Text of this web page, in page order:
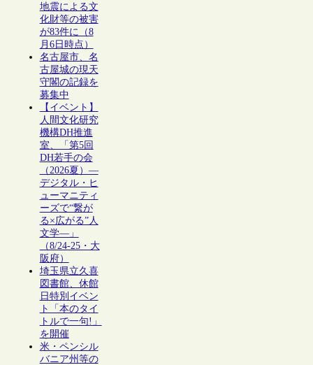
地震による文
化財等の被害
が83件に（8
月6日時点）
名古屋市、名
古屋城の現天
守閣の記録を
募集中
【イベント】
人間文化研究
機構DH推進
室、「第5回
DH若手の会
（2026夏）―
デジタル・ヒ
ューマニティ
ーズで“繋が
る×広がる”人
文学―」
（8/24-25・大
阪府）
埼玉県立久喜
図書館、休館
日特別イベン
ト「本のタイ
トルで一句!」
を開催
米・ペンシル
バニア州等の